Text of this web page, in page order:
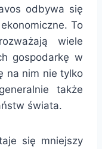
odbywa się
To
wiele
gospodarkę w
na nim nie tylko
także
świata.
się mniejszy